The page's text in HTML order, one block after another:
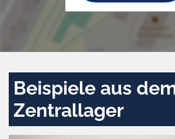
Beispiele aus
Zentrallager